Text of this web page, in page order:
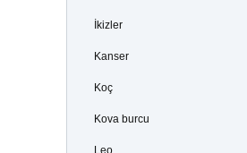
İkizler
Kanser
Koç
Kova burcu